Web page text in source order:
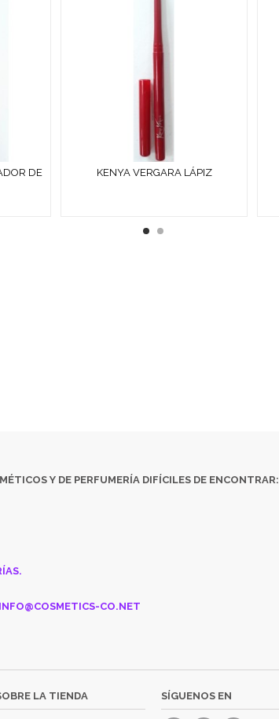
DE
KENYA VERGARA LÁPIZ
Y DE PERFUMERÍA DIFÍCILES DE ENCONTRAR:
INFO@COSMETICS-CO.NET
LA TIENDA SÍGUENOS EN